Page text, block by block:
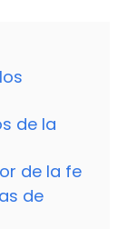
de la
de la fe
de